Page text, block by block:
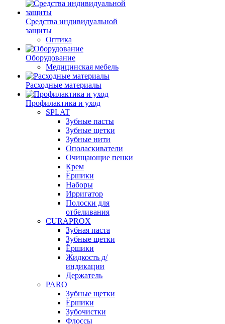
Средства индивидуальной
защиты
Оптика
Оборудование
Медицинская мебель
Расходные материалы
Профилактика и уход
SPLAT
Зубные пасты
Зубные щетки
Зубные нити
Ополаскиватели
Очищающие пенки
Крем
Ёршики
Наборы
Ирригатор
Полоски для
отбеливания
CURAPROX
Зубная паста
Зубные щетки
Ёршики
Жидкость д/
индикации
Держатель
PARO
Зубные щетки
Ёршики
Зубочистки
Флоссы